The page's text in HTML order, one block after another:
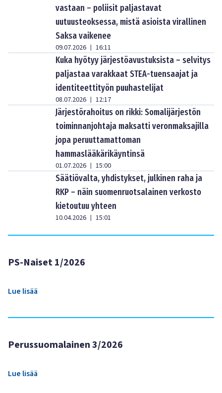
vastaan – poliisit paljastavat
uutuusteoksessa, mistä asioista virallinen
Saksa vaikenee
09.07.2026 | 16:11
Kuka hyötyy järjestöavustuksista – selvitys
paljastaa varakkaat STEA-tuensaajat ja
identiteettityön puuhastelijat
08.07.2026 | 12:17
Järjestörahoitus on rikki: Somalijärjestön
toiminnanjohtaja maksatti veronmaksajilla
jopa peruuttamattoman
hammaslääkärikäyntinsä
01.07.2026 | 15:00
Säätiövalta, yhdistykset, julkinen raha ja
RKP – näin suomenruotsalainen verkosto
kietoutuu yhteen
10.04.2026 | 15:01
PS-Naiset 1/2026
Lue lisää
Perussuomalainen 3/2026
Lue lisää